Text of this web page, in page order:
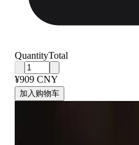
QuantityTotal
¥909 CNY
加入购物车